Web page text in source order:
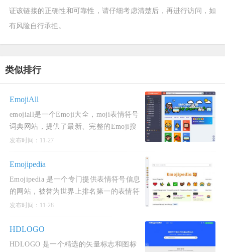
证该链接的正确性和可靠性，请仔细考虑清楚后，再进行访问，如
有风险自行承担。
类似排行
EmojiAll
emojiall是一个Emoji大全，moji表情符号
词典网站，提供了最新、完整的Emoji搜
索和相关信息，包括表情符号含义、使用
复制和粘贴，以及Emoji大数
发布时间：11-27
Emojipedia
Emojipedia 是一个专门提供表情符号信息
的网站，被誉为世界上排名第一的表情符
号参考网站。该网站由Jeremy Burge于
业、可信赖且最新的表情符
发布时间：11-28
HDLOGO
HDLOGO 是一个精选的矢量标志和图标